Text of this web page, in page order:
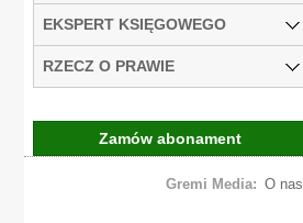
EKSPERT KSIĘGOWEGO
RZECZ O PRAWIE
Zamów abonament
Gremi Media: O nas